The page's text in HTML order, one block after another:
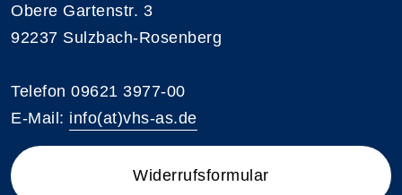
Obere Gartenstr. 3
92237 Sulzbach-Rosenberg
Telefon 09621 3977-00
E-Mail: info(at)vhs-as.de
Widerrufsformular